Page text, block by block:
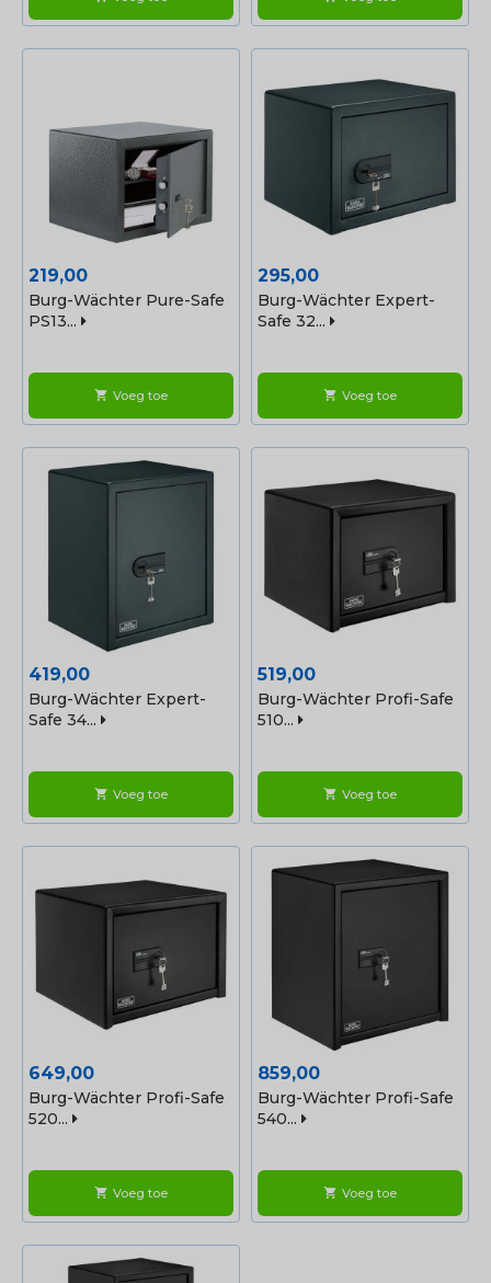
Prijs
219,00
Burg-Wächter Pure-Safe
PS13...
shopping_cart Voeg toe
Prijs
295,00
Burg-Wächter Expert-
Safe 32...
shopping_cart Voeg toe
Prijs
419,00
Burg-Wächter Expert-
Safe 34...
shopping_cart Voeg toe
Prijs
519,00
Burg-Wächter Profi-Safe
510...
shopping_cart Voeg toe
Prijs
649,00
Burg-Wächter Profi-Safe
520...
shopping_cart Voeg toe
Prijs
859,00
Burg-Wächter Profi-Safe
540...
shopping_cart Voeg toe